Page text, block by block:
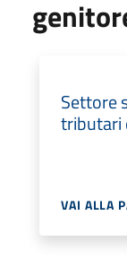
Settore
tributari
VAI ALLA